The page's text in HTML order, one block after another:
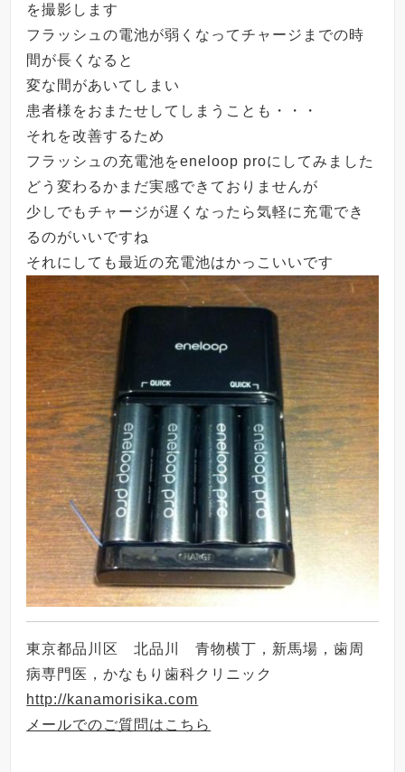
を撮影します
フラッシュの電池が弱くなってチャージまでの時
間が長くなると
変な間があいてしまい
患者様をおまたせしてしまうことも・・・
それを改善するため
フラッシュの充電池をeneloop proにしてみました
どう変わるかまだ実感できておりませんが
少しでもチャージが遅くなったら気軽に充電でき
るのがいいですね
それにしても最近の充電池はかっこいいです
東京都品川区 北品川 青物横丁，新馬場，歯周
病専門医，かなもり歯科クリニック
http://kanamorisika.com
メールでのご質問はこちら